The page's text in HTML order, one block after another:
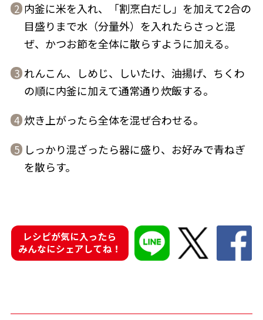
だし粉
商品情報一覧
新鮮一番
2 内釜に米を入れ、「割烹白だし」を加えて2合の
目盛りまで水（分量外）を入れたらさっと混
ぜ、かつお節を全体に散らすように加える。
3 れんこん、しめじ、しいたけ、油揚げ、ちくわ
の順に内釜に加えて通常通り炊飯する。
4 炊き上がったら全体を混ぜ合わせる。
5 しっかり混ざったら器に盛り、お好みで青ねぎ
を散らす。
レシピが気に入ったら
みんなにシェアしてね！